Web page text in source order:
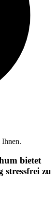
Ihnen.
bietet
stressfrei zu